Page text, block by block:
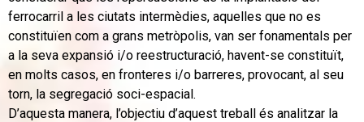
ferrocarril a les ciutats intermèdies, aquelles que no es
constituïen com a grans metròpolis, van ser fonamentals per
a la seva expansió i/o reestructuració, havent-se constituït,
en molts casos, en fronteres i/o barreres, provocant, al seu
torn, la segregació soci-espacial.
D’aquesta manera, l’objectiu d’aquest treball és analitzar la